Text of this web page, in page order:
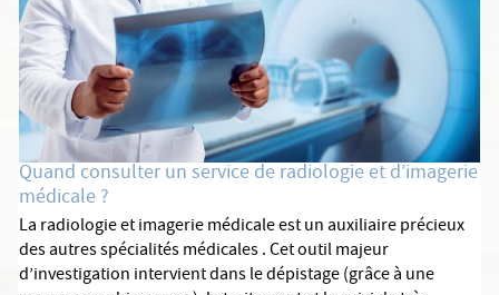
Quand consulter un service de radiologie et d’imagerie
médicale ?
La radiologie et imagerie médicale est un auxiliaire précieux
des autres spécialités médicales . Cet outil majeur
d’investigation intervient dans le dépistage (grâce à une